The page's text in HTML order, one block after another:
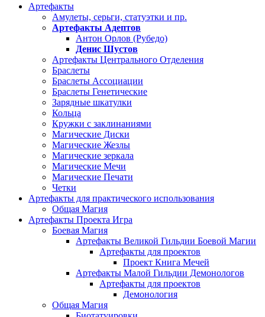
Артефакты
Амулеты, серьги, статуэтки и пр.
Артефакты Адептов
Антон Орлов (Рубедо)
Денис Шустов
Артефакты Центрального Отделения
Браслеты
Браслеты Ассоциации
Браслеты Генетические
Зарядные шкатулки
Кольца
Кружки с заклинаниями
Магические Диски
Магические Жезлы
Магические зеркала
Магические Мечи
Магические Печати
Четки
Артефакты для практического использования
Общая Магия
Артефакты Проекта Игра
Боевая Магия
Артефакты Великой Гильдии Боевой Магии
Артефакты для проектов
Проект Книга Мечей
Артефакты Малой Гильдии Демонологов
Артефакты для проектов
Демонология
Общая Магия